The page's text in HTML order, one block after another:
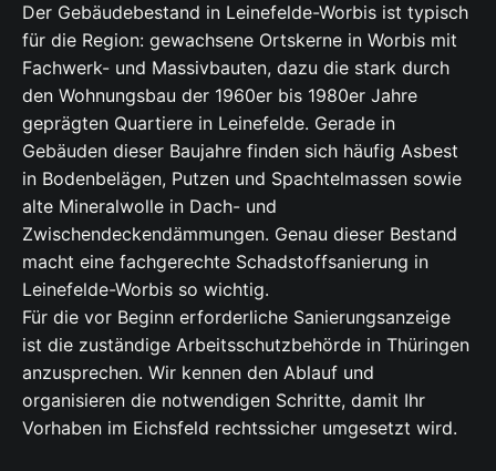
Der Gebäudebestand in Leinefelde-Worbis ist typisch
für die Region: gewachsene Ortskerne in Worbis mit
Fachwerk- und Massivbauten, dazu die stark durch
den Wohnungsbau der 1960er bis 1980er Jahre
geprägten Quartiere in Leinefelde. Gerade in
Gebäuden dieser Baujahre finden sich häufig Asbest
in Bodenbelägen, Putzen und Spachtelmassen sowie
alte Mineralwolle in Dach- und
Zwischendeckendämmungen. Genau dieser Bestand
macht eine fachgerechte Schadstoffsanierung in
Leinefelde-Worbis so wichtig.
Für die vor Beginn erforderliche Sanierungsanzeige
ist die zuständige Arbeitsschutzbehörde in Thüringen
anzusprechen. Wir kennen den Ablauf und
organisieren die notwendigen Schritte, damit Ihr
Vorhaben im Eichsfeld rechtssicher umgesetzt wird.